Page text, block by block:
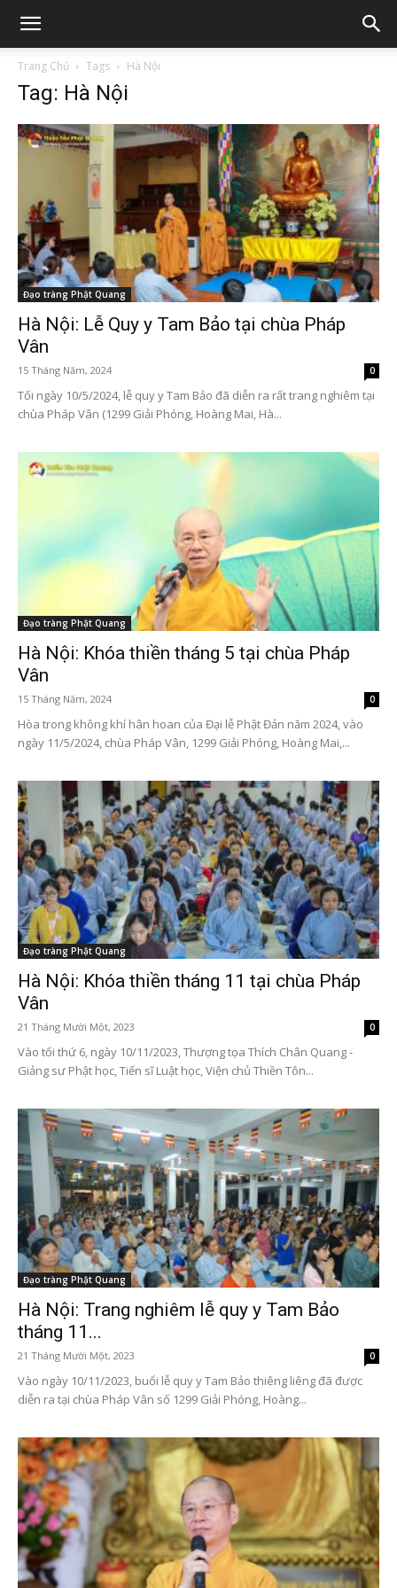
Trang Chủ Tags Hà Nội
Tag: Hà Nội
Đạo tràng Phật Quang
Hà Nội: Lễ Quy y Tam Bảo tại chùa Pháp
Vân
15 Tháng Năm, 2024 0
Tối ngày 10/5/2024, lễ quy y Tam Bảo đã diễn ra rất trang nghiêm tại
chùa Pháp Vân (1299 Giải Phóng, Hoàng Mai, Hà...
Đạo tràng Phật Quang
Hà Nội: Khóa thiền tháng 5 tại chùa Pháp
Vân
15 Tháng Năm, 2024 0
Hòa trong không khí hân hoan của Đại lễ Phật Đản năm 2024, vào
ngày 11/5/2024, chùa Pháp Vân, 1299 Giải Phóng, Hoàng Mai,...
Đạo tràng Phật Quang
Hà Nội: Khóa thiền tháng 11 tại chùa Pháp
Vân
21 Tháng Mười Một, 2023 0
Vào tối thứ 6, ngày 10/11/2023, Thượng tọa Thích Chân Quang -
Giảng sư Phật học, Tiến sĩ Luật học, Viện chủ Thiền Tôn...
Đạo tràng Phật Quang
Hà Nội: Trang nghiêm lễ quy y Tam Bảo
tháng 11...
21 Tháng Mười Một, 2023 0
Vào ngày 10/11/2023, buổi lễ quy y Tam Bảo thiêng liêng đã được
diễn ra tại chùa Pháp Vân số 1299 Giải Phóng, Hoàng...